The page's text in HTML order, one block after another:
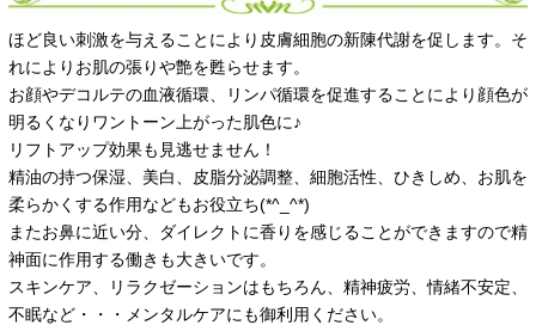
ほど良い刺激を与えることにより皮膚細胞の新陳代謝を促します。そ
れによりお肌の張りや艶を甦らせます。
お顔やデコルテの血液循環、リンパ循環を促進することにより顔色が
明るくなりワントーン上がった肌色に♪
リフトアップ効果も見逃せません！
精油の持つ保湿、美白、皮脂分泌調整、細胞活性、ひきしめ、お肌を
柔らかくする作用などもお役立ち(*^_^*)
またお鼻に近い分、ダイレクトに香りを感じることができますので精
神面に作用する働きも大きいです。
スキンケア、リラクゼーションはもちろん、精神疲労、情緒不安定、
不眠など・・・メンタルケアにも御利用ください。